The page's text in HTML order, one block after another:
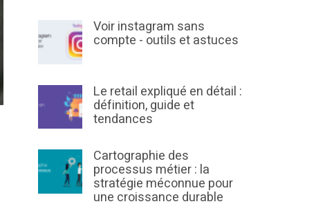
Voir instagram sans
compte - outils et astuces
Le retail expliqué en détail :
définition, guide et
tendances
Cartographie des
processus métier : la
stratégie méconnue pour
une croissance durable